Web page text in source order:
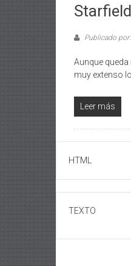
Publicado
Aunque queda
muy extenso
Leer más
HTML
TEXTO